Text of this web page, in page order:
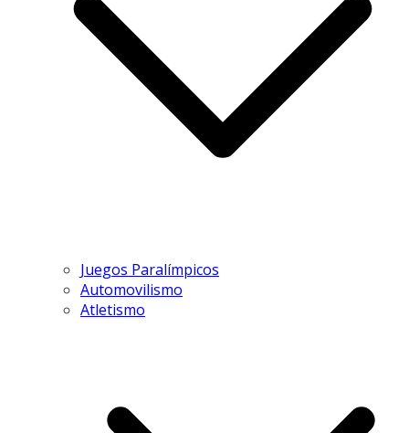
Juegos Paralímpicos
Automovilismo
Atletismo